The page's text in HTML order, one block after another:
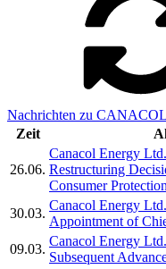
Nachrichten zu
Zeit
26.06.
Canacol Energy
Restructuring
Consumer
30.03.
Canacol Energy
Appointment of
09.03.
Canacol Energy
Subsequent